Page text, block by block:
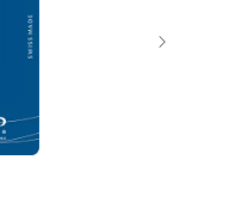
Suivant